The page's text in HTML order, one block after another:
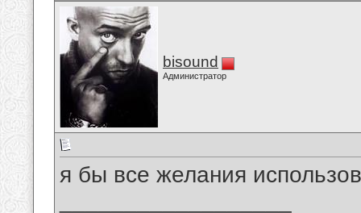
bisound
Администратор
я бы все желания